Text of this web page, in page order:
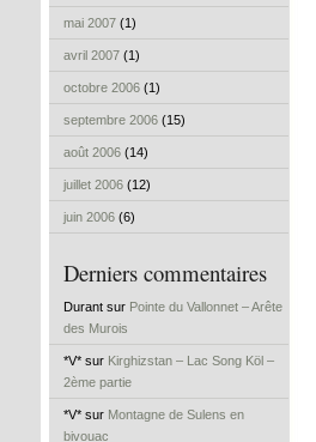
mai 2007 (1)
avril 2007 (1)
octobre 2006 (1)
septembre 2006 (15)
août 2006 (14)
juillet 2006 (12)
juin 2006 (6)
Derniers commentaires
Durant sur Pointe du Vallonnet – Arête
des Murois
*V* sur Kirghizstan – Lac Song Köl –
2ème partie
*V* sur Montagne de Sulens en
bivouac